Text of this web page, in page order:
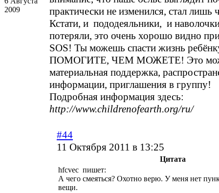
2009
практически не изменился, стал лишь
Кстати, и пододеяльники, и
потеряли, это очень хорошо видно
SOS! Ты можешь спасти жизнь
ПОМОГИТЕ, ЧЕМ МОЖЕТЕ! Это
материальная поддержка,
информации, приглашения в группу!
Подробная информация здесь:
http://www.childrenofearth.org/ru/
#44
11 Октября 2011 в 13:25
Цитата
hfcvec пишет:
А чего смеяться? Охотно верю. У меня нет
вещи.